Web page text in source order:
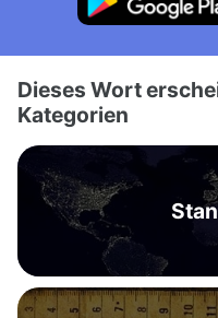
Dieses Wort
Kategorien